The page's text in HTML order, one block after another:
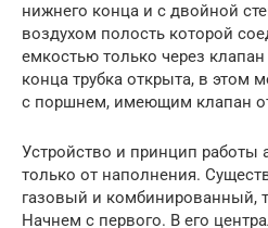
нижнего конца и с двойной
воздухом полость которой
емкостью только через
конца трубка открыта, в этом
с поршнем, имеющим клапан
Устройство и принцип работы
только от наполнения.
газовый и комбинированный,
Начнем с первого. В его